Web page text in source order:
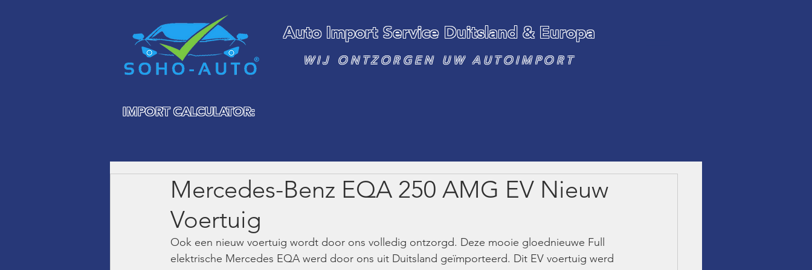
Auto Import Service Duitsland & Europa
WIJ ONTZORGEN UW AUTOIMPORT
IMPORT CALCULATOR:
Mercedes-Benz EQA 250 AMG EV Nieuw
Voertuig
Ook een nieuw voertuig wordt door ons volledig ontzorgd. Deze mooie gloednieuwe Full
elektrische Mercedes EQA werd door ons uit Duitsland geïmporteerd. Dit EV voertuig werd